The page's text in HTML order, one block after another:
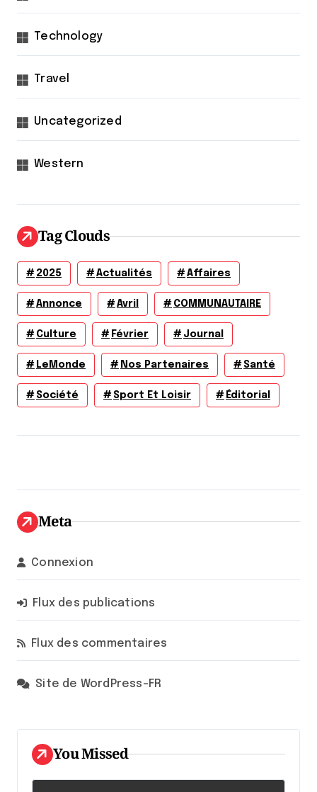
Technology
Travel
Uncategorized
Western
Tag Clouds
2025 Actualités Affaires
Annonce Avril COMMUNAUTAIRE
Culture Février Journal
LeMonde Nos Partenaires Santé
Société Sport Et Loisir Éditorial
Meta
Connexion
Flux des publications
Flux des commentaires
Site de WordPress-FR
You Missed